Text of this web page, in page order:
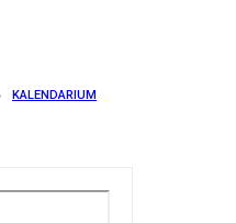
KALENDARIUM